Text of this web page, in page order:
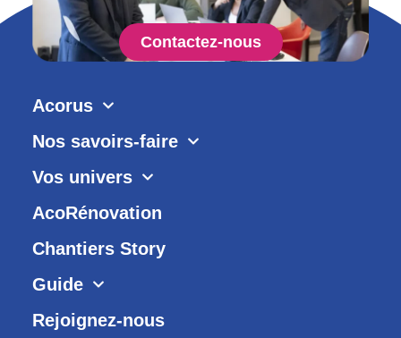
Contactez-nous
Acorus
Nos savoirs-faire
Vos univers
AcoRénovation
Chantiers Story
Guide
Rejoignez-nous